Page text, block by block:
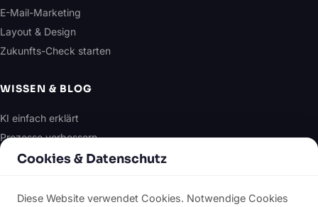
E-Mail-Marketing
Layout & Design
Zukunfts-Check starten
WISSEN & BLOG
KI einfach erklärt
Prozesse verbessern
E-Mail-Marketing
Alle Artikel
Cookies & Datenschutz
Diese Website verwendet Cookies. Notwendige Cookies